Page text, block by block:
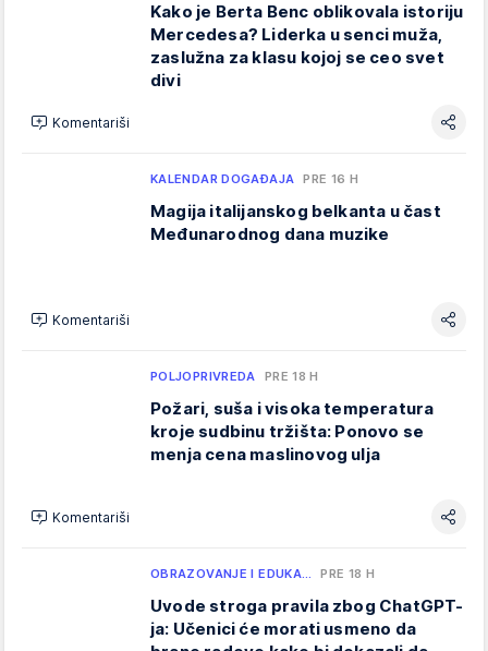
Kako je Berta Benc oblikovala istoriju
Mercedesa? Liderka u senci muža,
zaslužna za klasu kojoj se ceo svet
divi
Komentariši
KALENDAR DOGAĐAJA PRE 16 H
Magija italijanskog belkanta u čast
Međunarodnog dana muzike
Komentariši
POLJOPRIVREDA PRE 18 H
Požari, suša i visoka temperatura
kroje sudbinu tržišta: Ponovo se
menja cena maslinovog ulja
Komentariši
OBRAZOVANJE I EDUKA… PRE 18 H
Uvode stroga pravila zbog ChatGPT-
ja: Učenici će morati usmeno da